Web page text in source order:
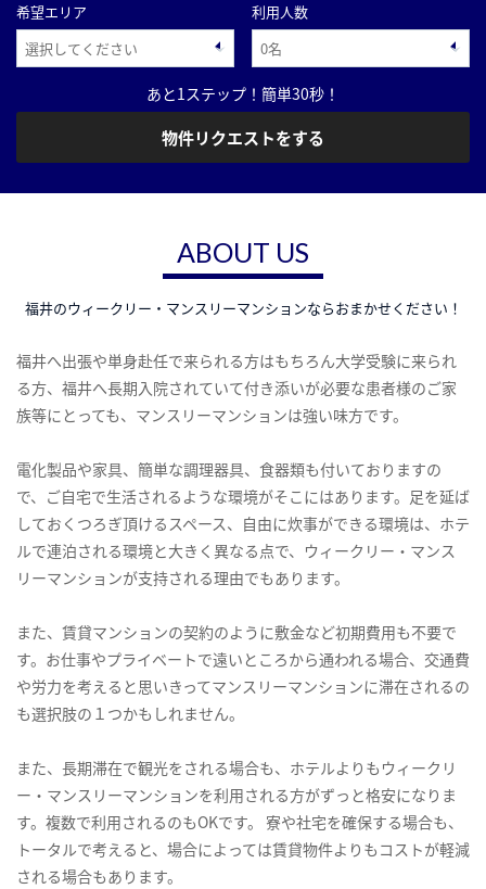
希望エリア
利用人数
あと1ステップ！簡単30秒！
物件リクエストをする
ABOUT US
福井のウィークリー・マンスリーマンションならおまかせください！
福井へ出張や単身赴任で来られる方はもちろん大学受験に来られ
る方、福井へ長期入院されていて付き添いが必要な患者様のご家
族等にとっても、マンスリーマンションは強い味方です。
電化製品や家具、簡単な調理器具、食器類も付いておりますの
で、ご自宅で生活されるような環境がそこにはあります。足を延ば
しておくつろぎ頂けるスペース、自由に炊事ができる環境は、ホテ
ルで連泊される環境と大きく異なる点で、ウィークリー・マンス
リーマンションが支持される理由でもあります。
また、賃貸マンションの契約のように敷金など初期費用も不要で
す。お仕事やプライベートで遠いところから通われる場合、交通費
や労力を考えると思いきってマンスリーマンションに滞在されるの
も選択肢の１つかもしれません。
また、長期滞在で観光をされる場合も、ホテルよりもウィークリ
ー・マンスリーマンションを利用される方がずっと格安になりま
す。複数で利用されるのもOKです。 寮や社宅を確保する場合も、
トータルで考えると、場合によっては賃貸物件よりもコストが軽減
される場合もあります。